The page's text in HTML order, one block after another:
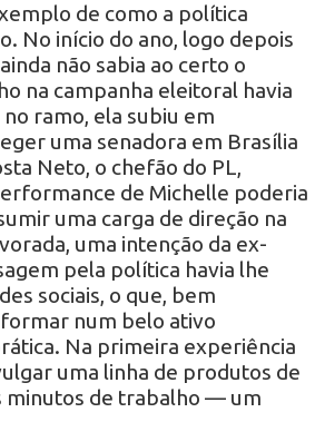
de como a política
No início do ano, logo depois
não sabia ao certo o
na campanha eleitoral havia
ramo, ela subiu em
uma senadora em Brasília
Neto, o chefão do PL,
de Michelle poderia
uma carga de direção na
uma intenção da ex-
pela política havia lhe
sociais, o que, bem
num belo ativo
Na primeira experiência
uma linha de produtos de
minutos de trabalho — um